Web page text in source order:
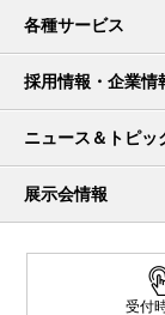
各種サービス
採用情報・企業情
ニュース＆トピッ
展示会情報
受付